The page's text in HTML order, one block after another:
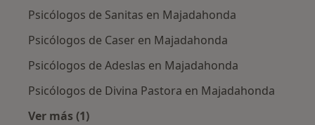
Psicólogos de Sanitas en Majadahonda
Psicólogos de Caser en Majadahonda
Psicólogos de Adeslas en Majadahonda
Psicólogos de Divina Pastora en Majadahonda
Ver más (1)